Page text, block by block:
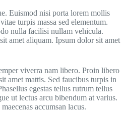
Euismod nisi porta lorem mollis
turpis massa sed elementum.
nulla facilisi nullam vehicula.
amet aliquam. Ipsum dolor sit amet
viverra nam libero. Proin libero
amet mattis. Sed faucibus turpis in
egestas tellus rutrum tellus
ut lectus arcu bibendum at varius.
accumsan lacus.